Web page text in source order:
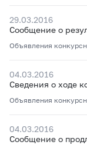
29.03.2016
Сообщение о
Объявления
04.03.2016
Сведения о ходе
Объявления
04.03.2016
Сообщение о